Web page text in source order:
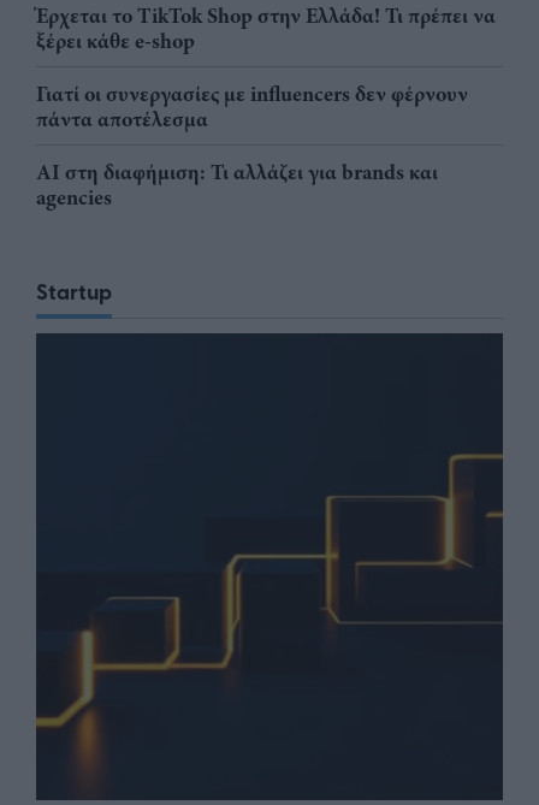
Έρχεται το TikTok Shop στην Ελλάδα! Τι πρέπει να
ξέρει κάθε e-shop
Γιατί οι συνεργασίες με influencers δεν φέρνουν
πάντα αποτέλεσμα
AI στη διαφήμιση: Τι αλλάζει για brands και
agencies
Startup